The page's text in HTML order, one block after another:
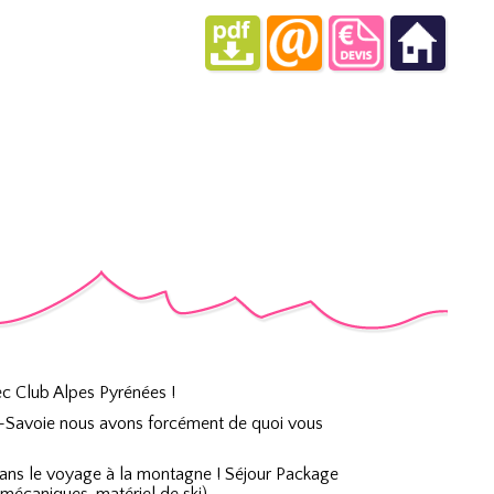
Club Alpes Pyrénées !
nous avons forcément de quoi vous
le voyage à la montagne ! Séjour Package